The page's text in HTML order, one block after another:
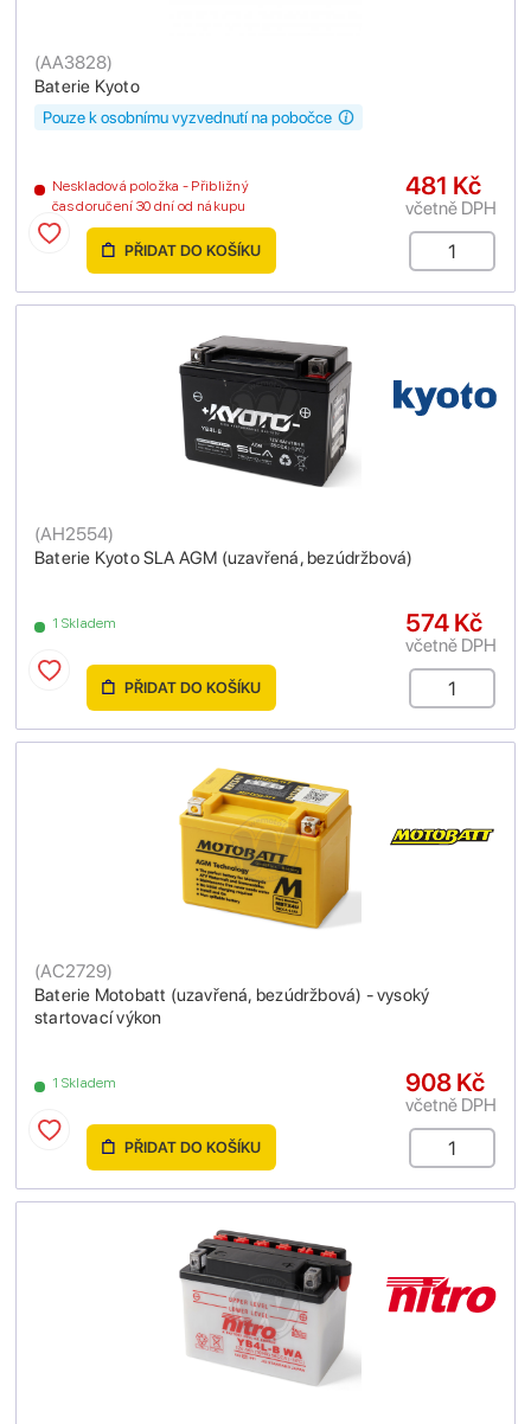
Baterie Kyoto
(AA3828)
Neskladová položka - Přibližný
čas doručení 30 dní od nákupu
Pouze k osobnímu vyzvednutí na pobočce
481 Kč
včetně DPH
PŘIDAT DO KOŠÍKU
Baterie Kyoto SLA AGM (uzavřená, bezúdržbová)
(AH2554)
1 Skladem 574 Kč
včetně DPH
PŘIDAT DO KOŠÍKU
Baterie Motobatt (uzavřená, bezúdržbová) - vysoký
startovací výkon
(AC2729)
1 Skladem 908 Kč
včetně DPH
PŘIDAT DO KOŠÍKU